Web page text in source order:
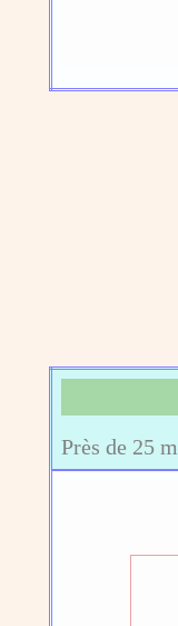
Près de 25